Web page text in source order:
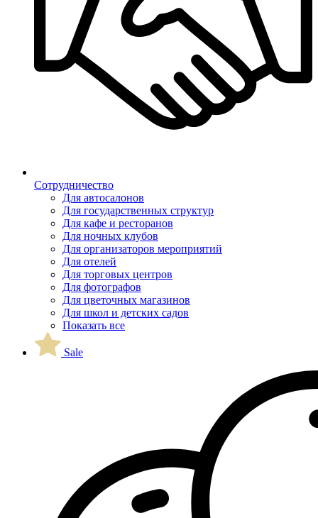
Сотрудничество
Для автосалонов
Для государственных структур
Для кафе и ресторанов
Для ночных клубов
Для организаторов мероприятий
Для отелей
Для торговых центров
Для фотографов
Для цветочных магазинов
Для школ и детских садов
Показать все
Sale